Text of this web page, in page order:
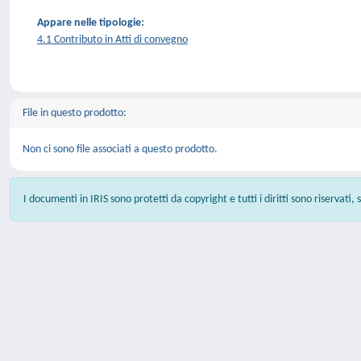
Appare nelle tipologie:
4.1 Contributo in Atti di convegno
File in questo prodotto:
Non ci sono file associati a questo prodotto.
I documenti in IRIS sono protetti da copyright e tutti i diritti sono riservati,